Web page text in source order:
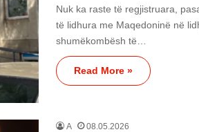
Nuk ka raste të regjistruara,
të lidhura me Maqedoninë në
shumëkombësh të…
Read More »
A 08.05.2026